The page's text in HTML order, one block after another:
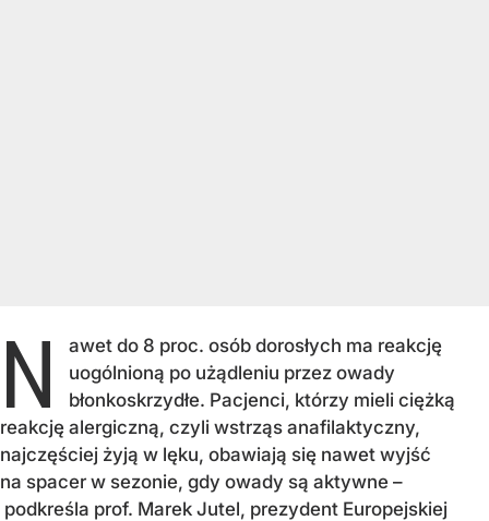
N
awet do 8 proc. osób dorosłych ma reakcję
uogólnioną po użądleniu przez owady
błonkoskrzydłe. Pacjenci, którzy mieli ciężką
reakcję alergiczną, czyli wstrząs anafilaktyczny,
najczęściej żyją w lęku, obawiają się nawet wyjść
na spacer w sezonie, gdy owady są aktywne –
podkreśla prof. Marek Jutel, prezydent Europejskiej